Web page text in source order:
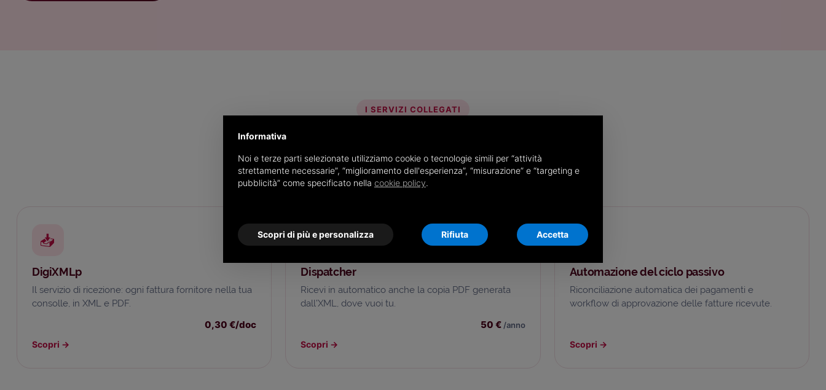
I SERVIZI COLLEGATI
Componi il tuo ciclo passivo
Parti dalla ricezione e aggiungi solo quello che ti serve.
📥
DigiXMLp
Il servizio di ricezione: ogni fattura fornitore nella tua
consolle, in XML e PDF.
0,30 €/doc
Scopri →
📩
Dispatcher
Ricevi in automatico anche la copia PDF generata
dall’XML, dove vuoi tu.
50 € /anno
Scopri →
🏦
Automazione del ciclo passivo
Riconciliazione automatica dei pagamenti e
workflow di approvazione delle fatture ricevute.
Scopri →
Informativa
Noi e terze parti selezionate utilizziamo cookie o tecnologie simili per “attività
strettamente necessarie”, “miglioramento dell'esperienza”, “misurazione” e “targeting e
pubblicità” come specificato nella cookie policy.
Scopri di più e personalizza Rifiuta Accetta